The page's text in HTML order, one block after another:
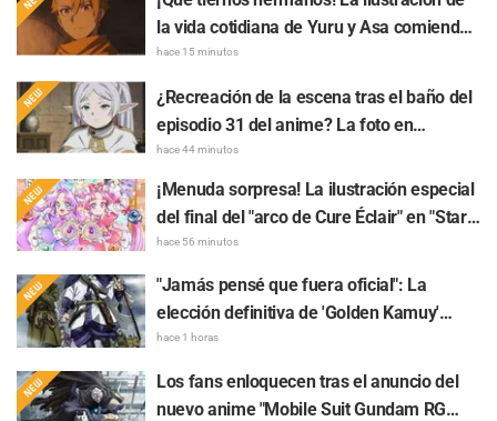
la vida cotidiana de Yuru y Asa comiendo
raspados en "Daemons of the Shadow
demasiado valioso, me muero" y "Parecen
totalmente una pareja"
hace 15 minutos
¿Recreación de la escena tras el baño del
episodio 31 del anime? La foto en
colaboración entre "Frieren: Más allá del
final del viaje" y "Garigari-kun" causa
sensación al parecer que "tiene la cabeza
envuelta en una toalla"
hace 44 minutos
¡Menuda sorpresa! La ilustración especial
del final del "arco de Cure Éclair" en "Star
Detective Precure!" conmueve a los fans:
"Siento un gran nudo en el corazón" y "Se
nota el amor de la producción"
hace 56 minutos
"Jamás pensé que fuera oficial": La
elección definitiva de 'Golden Kamuy'
entre "Tanigaki el Matagi" y "Genjiro-chan"
provoca una lluvia de comentarios de "Me
encantan ambos"
hace 1 horas
Los fans enloquecen tras el anuncio del
nuevo anime "Mobile Suit Gundam RG